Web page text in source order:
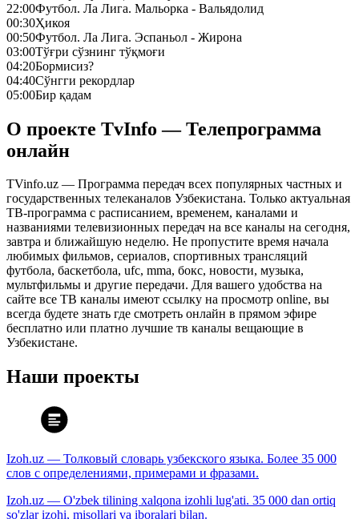
22:00Футбол. Ла Лига. Мальорка - Вальядолид
00:30Ҳикоя
00:50Футбол. Ла Лига. Эспаньол - Жирона
03:00Тўғри сўзнинг тўқмоғи
04:20Бормисиз?
04:40Сўнгги рекордлар
05:00Бир қадам
О проекте TvInfo — Телепрограмма
онлайн
TVinfo.uz — Программа передач всех популярных частных и
государственных телеканалов Узбекистана. Только актуальная
ТВ-программа с расписанием, временем, каналами и
названиями телевизионных передач на все каналы на сегодня,
завтра и ближайшую неделю. Не пропустите время начала
любимых фильмов, сериалов, спортивных трансляций
футбола, баскетбола, ufc, mma, бокс, новости, музыка,
мультфильмы и другие передачи. Для вашего удобства на
сайте все ТВ каналы имеют ссылку на просмотр online, вы
всегда будете знать где смотреть онлайн в прямом эфире
бесплатно или платно лучшие тв каналы вещающие в
Узбекистане.
Наши проекты
Izoh.uz — Толковый словарь узбекского языка. Более 35 000
слов с определениями, примерами и фразами.
Izoh.uz — O'zbek tilining xalqona izohli lug'ati. 35 000 dan ortiq
so'zlar izohi, misollari va iboralari bilan.